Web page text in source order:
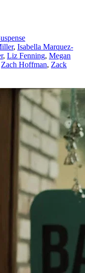
, Isabella Marquez-
, Liz Fenning, Megan
Zach Hoffman, Zack